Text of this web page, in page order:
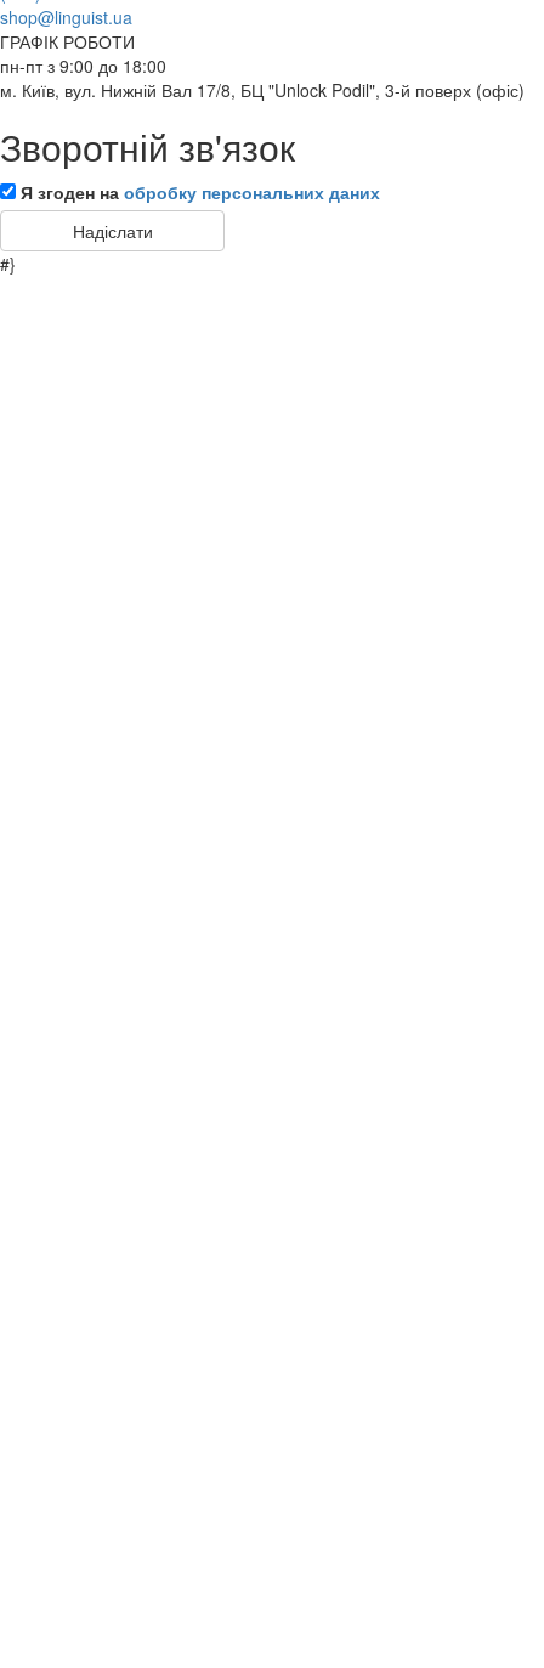
shop@linguist.ua
ГРАФІК РОБОТИ
пн-пт з 9:00 до 18:00
м. Київ, вул. Нижній Вал 17/8, БЦ "Unlock Podil", 3-й поверх (офіс)
Зворотній зв'язок
Я згоден на обробку персональних даних
#}